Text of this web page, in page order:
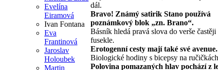
Evelína
Eiramová
Ivan Fontana
Eva
Frantinová
Jaroslav
Holoubek
Martin
dál.
Bravo! Známý satirik Stano používá
poznámkový blok „zn. Brano“.
Básník hledá pravá slova do verše častěji
fusekle.
Erotogenní cesty mají také své avenue.
Biologické hodiny s bicepsy na
Polovina pomazaných hlav pochází z